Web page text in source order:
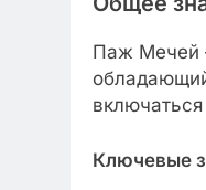
Паж Мечей
Ключевые